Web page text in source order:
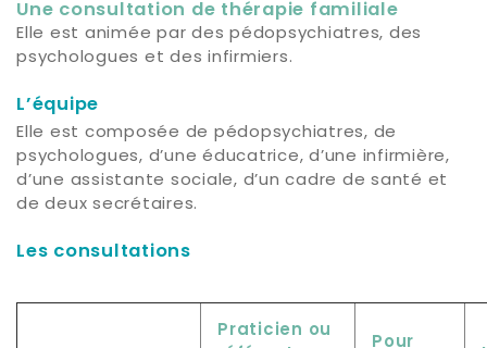
Une consultation de thérapie familiale
Elle est animée par des pédopsychiatres, des
psychologues et des infirmiers.
L’équipe
Elle est composée de pédopsychiatres, de
psychologues, d’une éducatrice, d’une infirmière,
d’une assistante sociale, d’un cadre de santé et
de deux secrétaires.
Les consultations
Praticien ou
Pour